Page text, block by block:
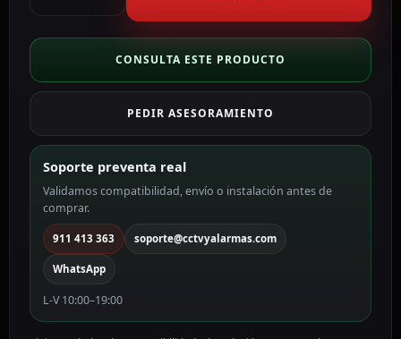
IP
15X
color
MP,
75
mm
Motorizada,
PoE
DS-
2DE4415IW-
CONSULTA ESTE PRODUCTO
PEDIR ASESORAMIENTO
Soporte preventa real
Validamos compatibilidad, envío o instalación antes de
comprar.
911 413 363 soporte@cctvyalarmas.com
WhatsApp
L-V 10:00–19:00